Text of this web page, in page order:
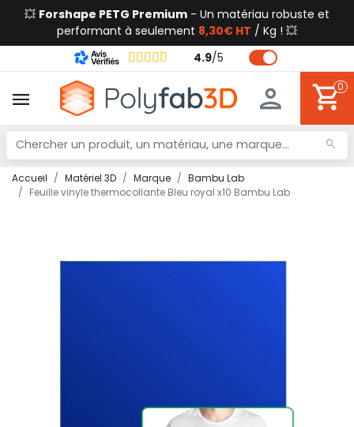
💥 Forshape PETG Premium - Un matériau robuste et
performant à seulement 8,30€ HT / Kg ! 💥
4.9/5
0
Accueil Matériel 3D Marque
Bambu Lab
Feuille vinyle thermocollante Bleu royal x10 Bambu Lab